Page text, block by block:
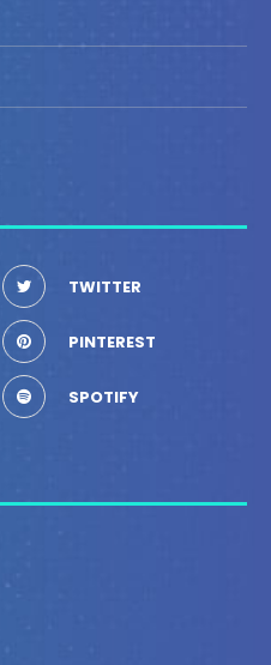
TWITTER
PINTEREST
SPOTIFY